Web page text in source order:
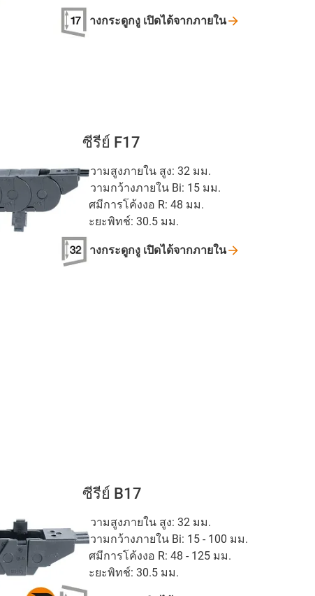
รางกระดูกงู เปิดได้จากภายใน
ซีรีย์ F17
ความสูงภายใน สูง: 32 มม.
ความกว้างภายใน Bi: 15 มม.
รัศมีการโค้งงอ R: 48 มม.
ระยะพิทช์: 30.5 มม.
รางกระดูกงู เปิดได้จากภายใน
ซีรีย์ B17
ความสูงภายใน สูง: 32 มม.
ความกว้างภายใน Bi: 15 - 100 มม.
รัศมีการโค้งงอ R: 48 - 125 มม.
ระยะพิทช์: 30.5 มม.